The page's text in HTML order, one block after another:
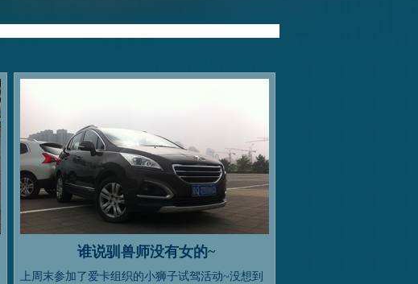
谁说驯兽师没有女的~
上周末参加了爱卡组织的小狮子试驾活动~没想到